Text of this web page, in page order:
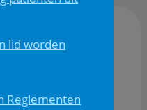
lid worden
Reglementen
Oostenrijk